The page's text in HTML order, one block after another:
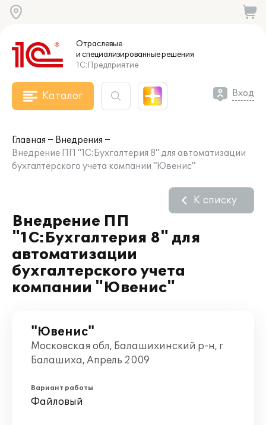
Отраслевые
и специализированныерешения
1С:Предприятие
Каталог Вход
Главная
Внедрения
Внедрение ПП "1С:Бухгалтерия 8" для автоматизации
бухгалтерского учета компании "Ювенис"
Внедрение ПП
"1С:Бухгалтерия 8" для
автоматизации
бухгалтерского учета
компании "Ювенис"
К списку
"Ювенис"
Московская обл, Балашихинский р-н, г
Балашиха, Апрель 2009
Вариант работы
Файловый